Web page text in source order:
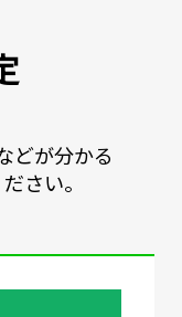
どが分かる
さい。